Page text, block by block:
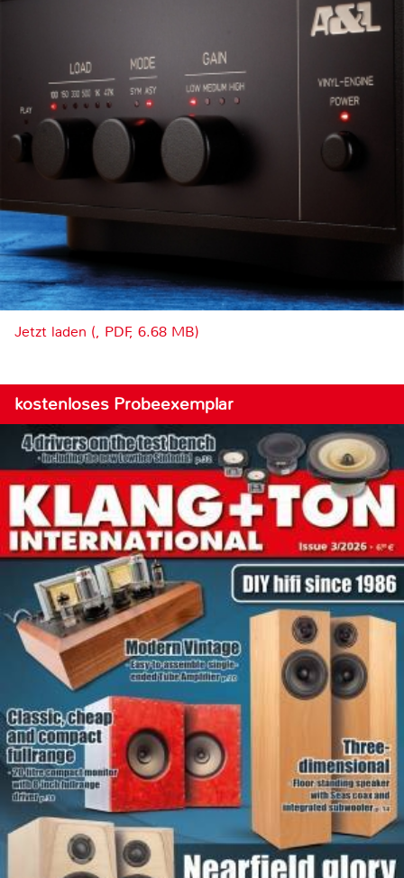
Jetzt laden (, PDF, 6.68 MB)
kostenloses Probeexemplar